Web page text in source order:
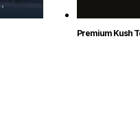
Premium Kush